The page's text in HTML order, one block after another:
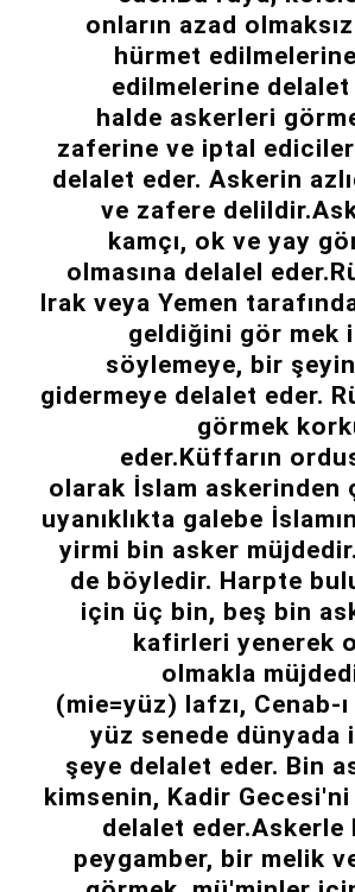
onların azad
hürmet
edilmelerine delalet
halde askerleri
zaferine ve iptal
delalet eder. Askerin
ve zafere
kamçı, ok ve yay
olmasına delalel
Irak veya Yemen
geldiğini gör mek
söylemeye, bir
gidermeye delalet eder.
görmek
eder.Küffarın
olarak İslam askerinden
uyanıklıkta galebe
yirmi bin asker
de böyledir. Harpte
için üç bin, beş bin
kafirleri yenerek
olmakla
(mie=yüz) lafzı, Cenab-ı
yüz senede dünyada
şeye delalet eder. Bin
kimsenin, Kadir
delalet eder.Askerle
peygamber, bir melik